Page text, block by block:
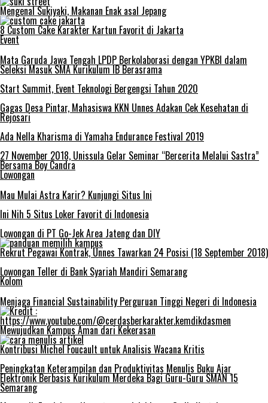
Mengenal Sukiyaki, Makanan Enak asal Jepang
8 Custom Cake Karakter Kartun Favorit di Jakarta
Event
Mata Garuda Jawa Tengah LPDP Berkolaborasi dengan YPKBI dalam
Seleksi Masuk SMA Kurikulum IB Berasrama
Start Summit, Event Teknologi Bergengsi Tahun 2020
Gagas Desa Pintar, Mahasiswa KKN Unnes Adakan Cek Kesehatan di
Rejosari
Ada Nella Kharisma di Yamaha Endurance Festival 2019
27 November 2018, Unissula Gelar Seminar “Bercerita Melalui Sastra”
Bersama Boy Candra
Lowongan
Mau Mulai Astra Karir? Kunjungi Situs Ini
Ini Nih 5 Situs Loker Favorit di Indonesia
Lowongan di PT Go-Jek Area Jateng dan DIY
Rekrut Pegawai Kontrak, Unnes Tawarkan 24 Posisi (18 September 2018)
Lowongan Teller di Bank Syariah Mandiri Semarang
Kolom
Menjaga Financial Sustainability Perguruan Tinggi Negeri di Indonesia
Mewujudkan Kampus Aman dari Kekerasan
Kontribusi Michel Foucault untuk Analisis Wacana Kritis
Peningkatan Keterampilan dan Produktivitas Menulis Buku Ajar
Elektronik Berbasis Kurikulum Merdeka Bagi Guru-Guru SMAN 15
Semarang